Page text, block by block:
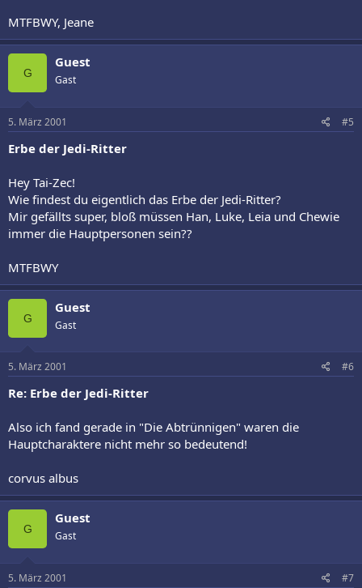
MTFBWY, Jeane
G
Guest
Gast
5. März 2001 #5
Erbe der Jedi-Ritter
Hey Tai-Zec!
Wie findest du eigentlich das Erbe der Jedi-Ritter?
Mir gefällts super, bloß müssen Han, Luke, Leia und Chewie
immer die Hauptpersonen sein??
MTFBWY
G
Guest
Gast
5. März 2001 #6
Re: Erbe der Jedi-Ritter
Also ich fand gerade in "Die Abtrünnigen" waren die
Hauptcharaktere nicht mehr so bedeutend!
corvus albus
G
Guest
Gast
5. März 2001 #7